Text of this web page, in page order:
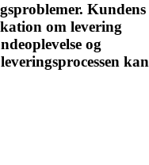
Kundens
om levering
og
kan